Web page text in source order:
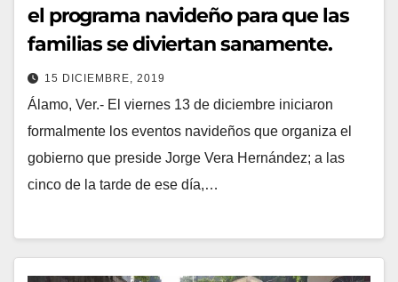
el programa navideño para que las
familias se diviertan sanamente.
15 DICIEMBRE, 2019
Álamo, Ver.- El viernes 13 de diciembre iniciaron
formalmente los eventos navideños que organiza el
gobierno que preside Jorge Vera Hernández; a las
cinco de la tarde de ese día,…